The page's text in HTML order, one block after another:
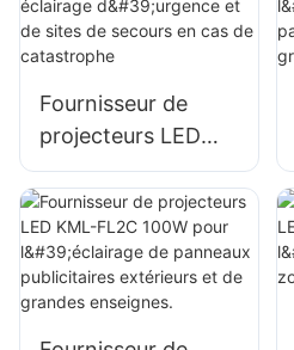
bâtiments et de
chantiers.
Fournisseur de
projecteurs LED
KML-FL05 200W,
éclairage d'urgence
et de sites de
secours en cas de
catastrophe